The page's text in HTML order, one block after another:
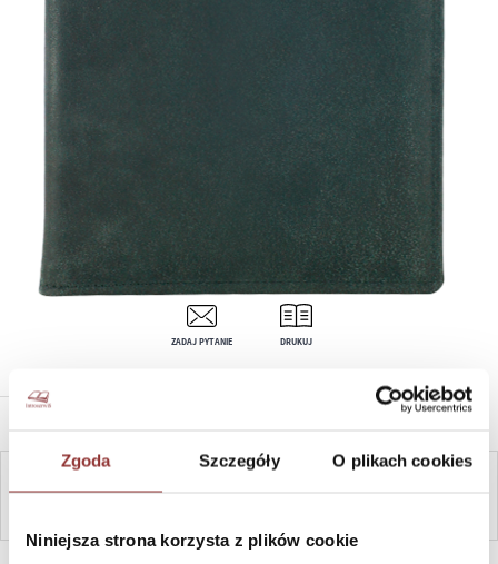
Zgoda Szczegóły O plikach cookies
Niniejsza strona korzysta z plików cookie
ZADAJ PYTANIE DRUKUJ